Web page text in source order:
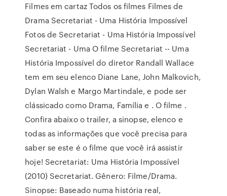
Filmes em cartaz Todos os filmes Filmes de
Drama Secretariat - Uma História Impossível
Fotos de Secretariat - Uma História Impossível
Secretariat - Uma O filme Secretariat -- Uma
História Impossível do diretor Randall Wallace
tem em seu elenco Diane Lane, John Malkovich,
Dylan Walsh e Margo Martindale, e pode ser
clássicado como Drama, Família e . O filme .
Confira abaixo o trailer, a sinopse, elenco e
todas as informações que você precisa para
saber se este é o filme que você irá assistir
hoje! Secretariat: Uma História Impossível
(2010) Secretariat. Gênero: Filme/Drama.
Sinopse: Baseado numa história real,